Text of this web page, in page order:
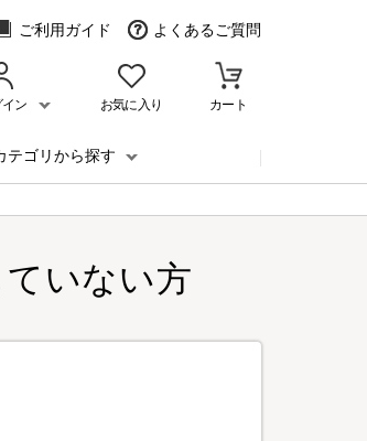
ご利用ガイド よくあるご質問
ン お気に入り カート
テゴリから探す
いない方